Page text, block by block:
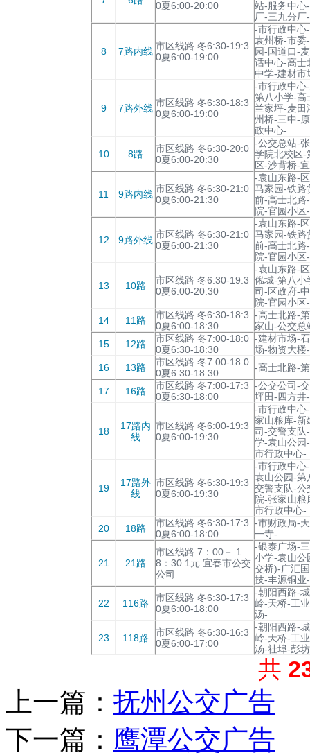
0夏6:00-20:00
站-服务中心
厂-三九分厂
8 7路内线 市区线路 冬6:30-19:3
0夏6:00-19:00
-市行政中心
袁州桥-市
园-国道口-
话中心-高士
中学-建材市
9 7路外线 市区线路 冬6:30-18:3
0夏6:00-19:00
-市行政中心
第八小学-高
兰家坪-麦
州桥-三中-
政中心-
10 8路
市区线路 冬6:30-20:0
0夏6:00-20:30
-公交总站-
学院北校区-
区-沙背桥-
11 9路内线 市区线路 冬6:30-21:0
0夏6:00-21:30
-袁山东路-
马家园-铁路
前-高士北路
院-官园小
12 9路外线 市区线路 冬6:30-21:0
0夏6:00-21:30
-袁山东路-
马家园-铁路
前-高士北路
院-官园小
13 10路
市区线路 冬6:30-19:3
0夏6:00-20:30
-袁山东路-
俬城-第八小
司-区政府-
院-官园小
14
11路
市区线路 冬6:30-18:3
0夏6:00-18:30
-高士北路-
家山-公交总
15
12路
市区线路 冬7:00-18:0
0夏6:30-18:30
-建材市场-
场-物资大楼
16
13路
市区线路 冬7:00-18:0
0夏6:30-18:30
-高士北路-
17 16路
市区线路 冬7:00-17:3
0夏6:30-18:00
-公交公司-
坪田-四方井
18
17路内
线
市区线路 冬6:00-19:3
0夏6:00-19:30
-市行政中心
家山粮库-新
司-交警支队
学-袁山公园
市行政中心-
19
17路外
线
市区线路 冬6:30-19:3
0夏6:00-19:30
-市行政中心
袁山公园-
交警支队-公
院-张家山
市行政中心-
20
18路
市区线路 冬6:30-17:3
0夏6:00-18:00
-市财政局-
一寺-
21 21路
市区线路 7：00－ 1
8：30 1元 宜春市公交
公司
-银泰广场-
小学-袁山公
交桥)-广汇
技-丰源铜业
22 116路
市区线路 冬6:30-17:3
0夏6:00-18:00
-朝阳西路-
岭-天桥-工
汤-
23 118路
市区线路 冬6:30-16:3
0夏6:00-17:00
-朝阳西路-
岭-天桥-工
汤-社埠-彭
共
上一篇： 抚州公交广告
下一篇： 鹰潭公交广告